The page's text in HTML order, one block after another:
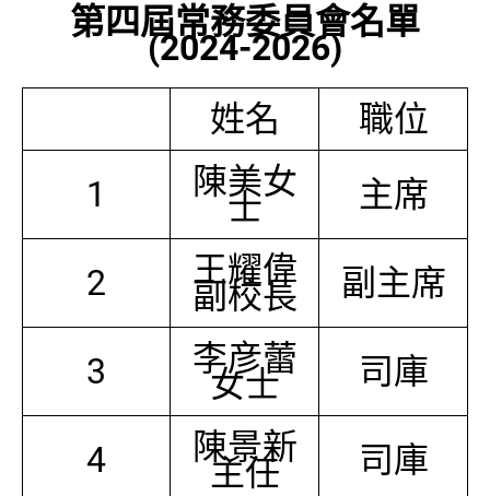
第四屆常務委員會名單
(2024-2026)
姓名
職位
1
陳美女
士 主席
2 王耀偉
副校長 副主席
3 李彦蕾
女士 司庫
4 陳景新
主任 司庫